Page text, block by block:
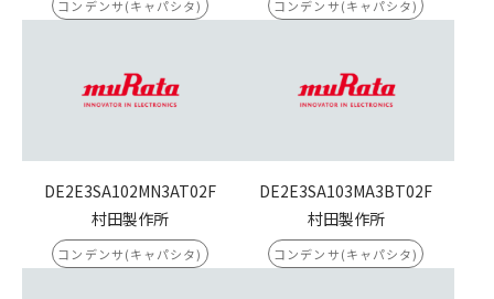
コンデンサ(キャパシタ) コンデンサ(キャパシタ)
DE2E3SA102MN3AT02F
村田製作所
コンデンサ(キャパシタ)
DE2E3SA103MA3BT02F
村田製作所
コンデンサ(キャパシタ)